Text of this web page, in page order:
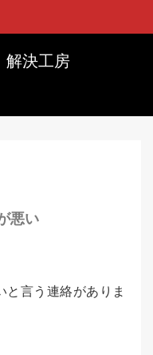
解決工房
悪い
と言う連絡がありま